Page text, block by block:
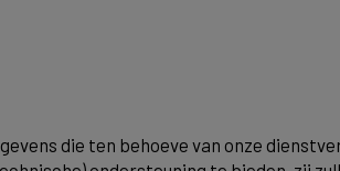
die ten behoeve van onze